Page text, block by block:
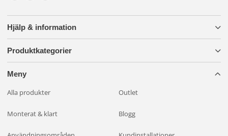
Hjälp & information
Produktkategorier
Meny
Alla produkter Outlet
Monterat & klart Blogg